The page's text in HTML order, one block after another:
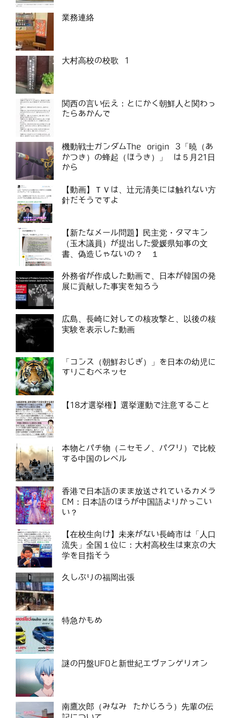
業務連絡
大村高校の校歌 1
関西の言い伝え：とにかく朝鮮人と関わっ
たらあかんで
機動戦士ガンダムThe origin 3「暁（あ
かつき）の蜂起（ほうき）」 は５月21日
から
【動画】ＴＶは、辻元清美には触れない方
針だそうですよ
【新たなメール問題】民主党・タマキン
（玉木議員）が提出した愛媛県知事の文
書、偽造じゃないの？ １
外務省が作成した動画で、日本が韓国の発
展に貢献した事実を知ろう
広島、長崎に対しての核攻撃と、以後の核
実験を表示した動画
「コンス（朝鮮おじぎ）」を日本の幼児に
すりこむベネッセ
【18才選挙権】選挙運動で注意すること
本物とパチ物（ニセモノ、パクリ）で比較
する中国のレベル
香港で日本語のまま放送されているカメラ
CM：日本語のほうが中国語よりかっこい
い？
【在校生向け】未来がない長崎市は「人口
流失」全国１位に：大村高校生は東京の大
学を目指そう
久しぶりの福岡出張
特急かもめ
謎の円盤UFOと新世紀エヴァンゲリオン
南鷹次郎（みなみ たかじろう）先輩の伝